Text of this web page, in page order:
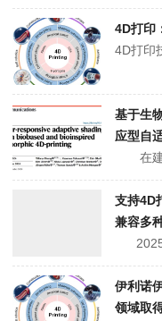
4D打印
基于生
应型自
支持4D
兼容多
伊利诺
领域取